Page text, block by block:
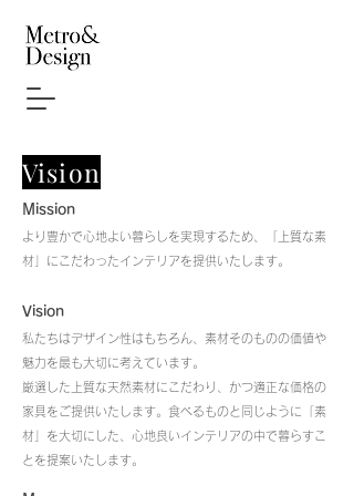
Vision
Mission
より豊かで心地よい暮らしを実現するため、「上質な素
材」にこだわったインテリアを提供いたします。
Vision
私たちはデザイン性はもちろん、素材そのものの価値や
魅力を最も大切に考えています。
厳選した上質な天然素材にこだわり、かつ適正な価格の
家具をご提供いたします。食べるものと同じように「素
材」を大切にした、心地良いインテリアの中で暮らすこ
とを提案いたします。